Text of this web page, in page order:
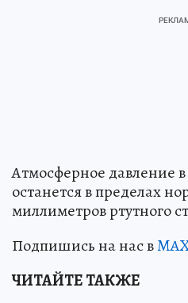
Атмосферное давление
останется в пределах
миллиметров ртутного
Подпишись на нас в
ЧИТАЙТЕ ТАКЖЕ